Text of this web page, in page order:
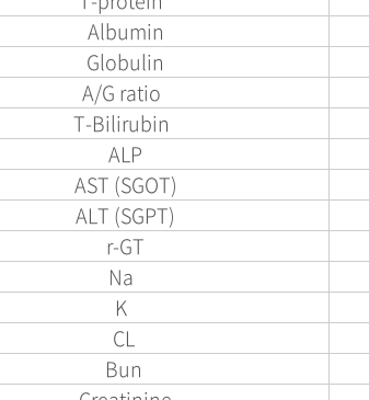
Albumin
Globulin
A/G ratio
T-Bilirubin
ALP
AST (SGOT)
ALT (SGPT)
r-GT
Na
K
CL
Bun